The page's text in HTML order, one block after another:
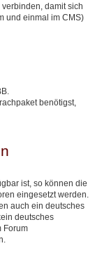
damit sich
und einmal im CMS)
benötigst,
ist, so können die
eingesetzt werden.
auch ein deutsches
deutsches
Forum